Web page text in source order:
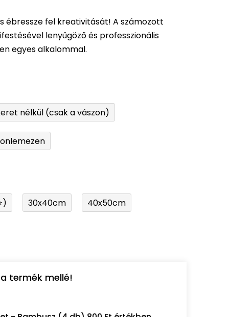
ébressze fel kreativitását! A számozott
lenyűgöző és professzionális
egyes alkalommal.
nélkül (csak a vászon)
30x40cm 40x50cm
termék mellé!